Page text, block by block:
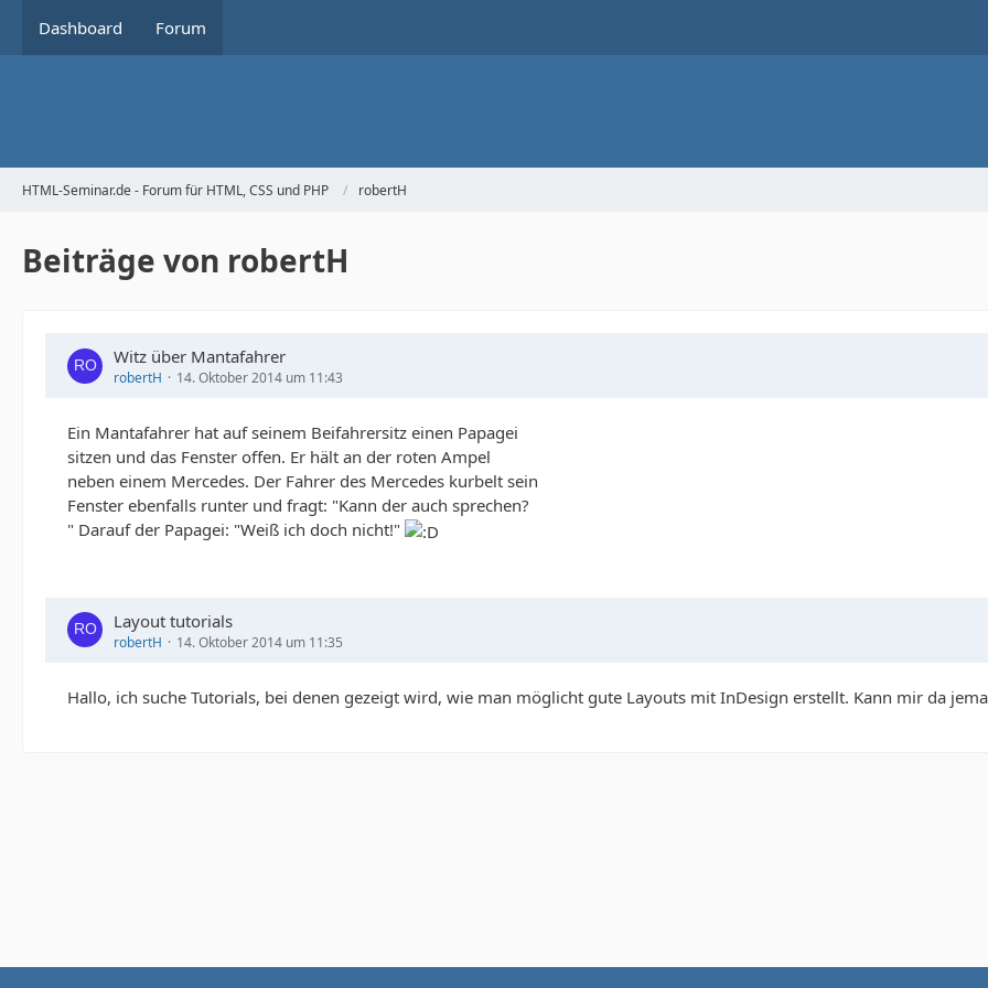
Dashboard Forum
HTML-Seminar.de - Forum für HTML, CSS und PHP robertH
Beiträge von robertH
Witz über Mantafahrer
robertH 14. Oktober 2014 um 11:43
Ein Mantafahrer hat auf seinem Beifahrersitz einen Papagei
sitzen und das Fenster offen. Er hält an der roten Ampel
neben einem Mercedes. Der Fahrer des Mercedes kurbelt sein
Fenster ebenfalls runter und fragt: "Kann der auch sprechen?
" Darauf der Papagei: "Weiß ich doch nicht!"
Layout tutorials
robertH 14. Oktober 2014 um 11:35
Hallo, ich suche Tutorials, bei denen gezeigt wird, wie man möglicht gute Layouts mit InDesign erstellt. Kann mir da